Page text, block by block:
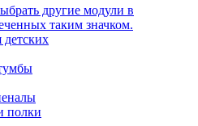
другие модули в
таким значком.
детских
полки